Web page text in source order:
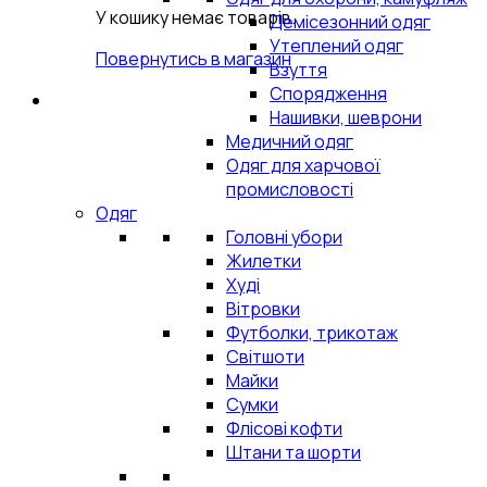
У кошику немає товарів.
Повернутись в магазин
Демісезонний одяг
Утеплений одяг
Взуття
Спорядження
Нашивки, шеврони
Медичний одяг
Одяг для харчової
промисловості
Одяг
Головні убори
Жилетки
Худі
Вітровки
Футболки, трикотаж
Світшоти
Майки
Сумки
Флісові кофти
Штани та шорти